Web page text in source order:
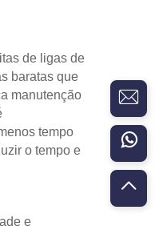
de ligas de
baratas que
manutenção
tempo
o tempo e
e